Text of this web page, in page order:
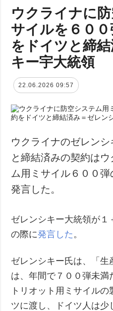
ウクライナに
サイルを６０
をドイツと締
キー宇大統領
22.06.2026 09:57
ウクライナのゼレン
と締結済みの契約は
ム用ミサイル６００
発言した。
ゼレンシキー大統領が１
の際に発言した 。
ゼレンシキー氏は、「
は、年間で７００弾未
トリオット用ミサイル
ツに渡し、ドイツ人は少